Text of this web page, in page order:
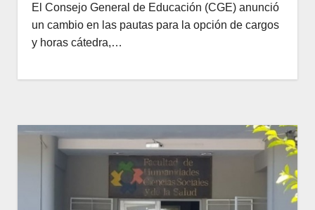
El Consejo General de Educación (CGE) anunció
un cambio en las pautas para la opción de cargos
y horas cátedra,…